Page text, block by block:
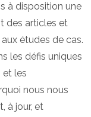
à disposition une
des articles et
études de cas.
les défis uniques
et les
nous nous
à jour, et